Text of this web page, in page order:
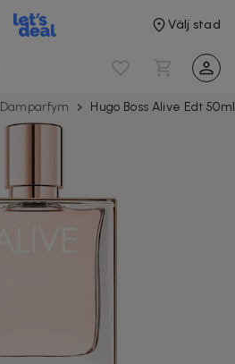
Välj stad
Damparfym Hugo Boss Alive Edt 50ml